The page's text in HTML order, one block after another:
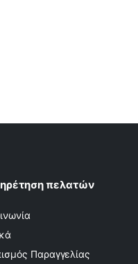
πελατών
Παραγγελίας